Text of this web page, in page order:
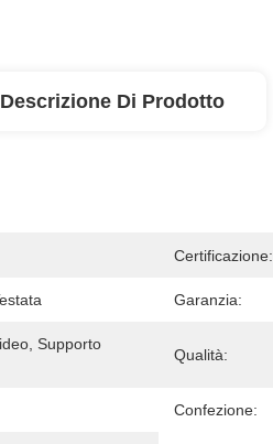
Descrizione Di Prodotto
Certificazione:
Garanzia:
Supporto
Qualità:
Confezione: